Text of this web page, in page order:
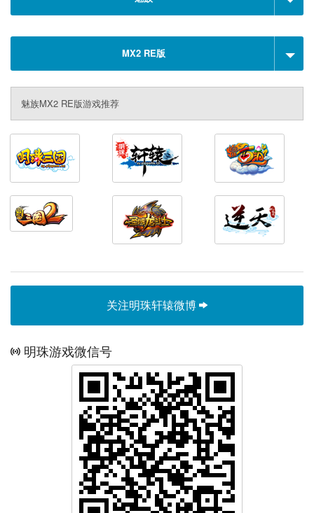
MX2 RE版
魅族MX2 RE版游戏推荐
关注明珠轩辕微博
明珠游戏微信号